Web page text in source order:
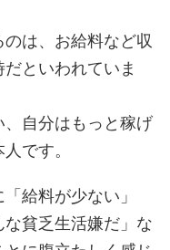
は、お給料など収
といわれていま
自分はもっと稼げ
です。
給料が少ない」
な貧乏生活嫌だ」な